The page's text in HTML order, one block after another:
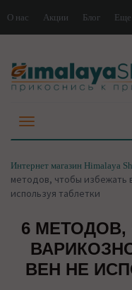
О нас Акции Блог Еще
Интернет магазин Himalaya
методов, чтобы избежать
используя таблетки
6
ВЕН НЕ